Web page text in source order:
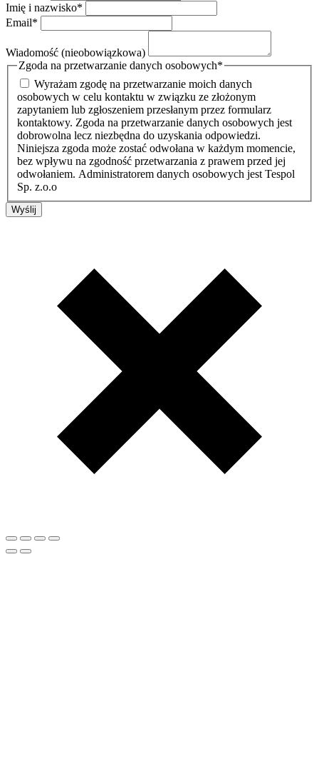
Imię i nazwisko*
Email*
Wiadomość (nieobowiązkowa)
Zgoda na przetwarzanie danych osobowych*
Wyrażam zgodę na przetwarzanie moich danych
osobowych w celu kontaktu w związku ze złożonym
zapytaniem lub zgłoszeniem przesłanym przez formularz
kontaktowy. Zgoda na przetwarzanie danych osobowych jest
dobrowolna lecz niezbędna do uzyskania odpowiedzi.
Niniejsza zgoda może zostać odwołana w każdym momencie,
bez wpływu na zgodność przetwarzania z prawem przed jej
odwołaniem. Administratorem danych osobowych jest Tespol
Sp. z.o.o
Wyślij